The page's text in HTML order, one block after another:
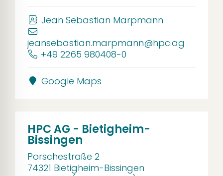
Jean Sebastian Marpmann
jeansebastian.marpmann@hpc.ag
+49 2265 980408-0
Google Maps
HPC AG - Bietigheim-
Bissingen
Porschestraße 2
74321 Bietigheim-Bissingen